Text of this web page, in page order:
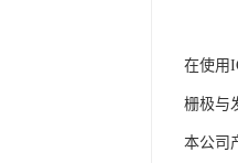
在使用
栅极与
本公司